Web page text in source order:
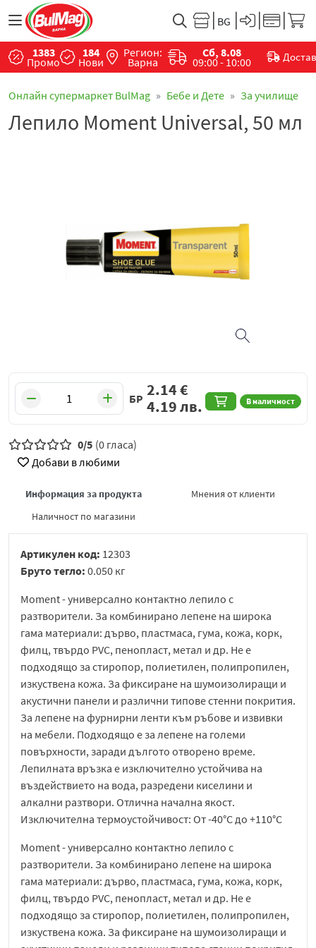
1383
Промо
184
Нови
Регион:
Варна
Сб, 8.08
09:00 - 10:00
Онлайн супермаркет BulMag Бебе и Дете За училище
Лепило Moment Universal, 50 мл
БР В наличност
2.14€
4.19лв.
0/5 (0 гласа)
Добави в любими
Информация за продукта
Мнения от клиенти
Наличност по магазини
Артикулен код: 12303
Бруто тегло: 0.050 кг
Moment - универсално контактно лепило с
разтворители. За комбинирано лепене на широка
гама материали: дърво, пластмаса, гума, кожа, корк,
филц, твърдо PVC, пенопласт, метал и др. Не е
подходящо за стиропор, полиетилен, полипропилен,
изкуствена кожа. За фиксиране на шумоизолиращи и
акустични панели и различни типове стенни покрития.
За лепене на фурнирни ленти към ръбове и извивки
на мебели. Подходящо е за лепене на големи
повърхности, заради дългото отворено време.
Лепилната връзка е изключително устойчива на
въздействието на вода, разредени киселини и
алкални разтвори. Отлична начална якост.
Изключителна термоустойчивост: От -40°C до +110°C
Moment - универсално контактно лепило с
разтворители. За комбинирано лепене на широка
гама материали: дърво, пластмаса, гума, кожа, корк,
филц, твърдо PVC, пенопласт, метал и др. Не е
подходящо за стиропор, полиетилен, полипропилен,
изкуствена кожа. За фиксиране на шумоизолиращи и